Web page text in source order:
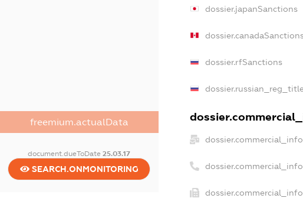
freemium.actualData
document.dueToDate25.03.17
SEARCH.ONMONITORING
dossier.japanSanctions
dossier.rfSanctions